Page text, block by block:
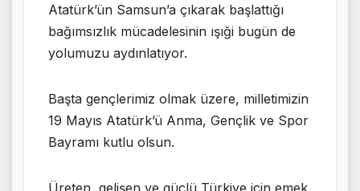
Atatürk’ün Samsun’a çıkarak başlattığı
bağımsızlık mücadelesinin ışıği bugün de
yolumuzu aydınlatıyor.
Başta gençlerimiz olmak üzere, milletimizin
19 Mayıs Atatürk’ü Anma, Gençlik ve Spor
Bayramı kutlu olsun.
Üreten, gelişen ve güçlü Türkiye için emek